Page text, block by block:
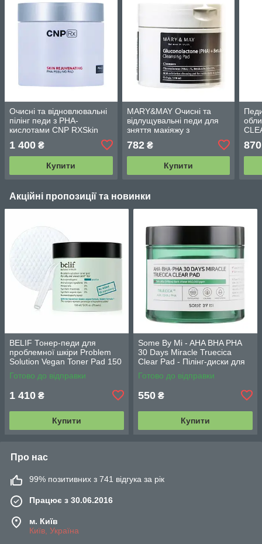
Очисні та відновлювальні
пілінг педи з PHA-
кислотами CNP RXSkin
Rejuvenating PHA Peeling
Pad 150 ml/60 шт.
1 400 ₴
Купити
MARY&MAY Очисні та
відлущувальні педи для
зняття макіяжу з
+березовим соком 70 шт.
782₴
Купити
870
Акційні пропозиції та новинки
BELIF Тонер-педи для
проблемної шкіри Problem
Solution Vegan Toner Pad 150
мл70шт
Готово до відправки
1 410 ₴
Купити
Some By Mi - AHA BHA PHA
30 Days Miracle Truecica
Clear Pad - Пілінг-диски для
проблемної шкіри - 70шт.
Готово до відправки
550 ₴
Купити
Про нас
99% позитивних з 741 відгука за рік
Працює з 30.06.2016
м. Київ
Київ, Україна